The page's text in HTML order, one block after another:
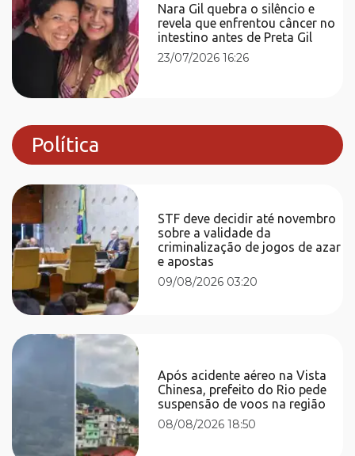
Nara Gil quebra o silêncio e
revela que enfrentou câncer no
intestino antes de Preta Gil
23/07/2026 16:26
Política
STF deve decidir até novembro
sobre a validade da
criminalização de jogos de azar
e apostas
09/08/2026 03:20
Após acidente aéreo na Vista
Chinesa, prefeito do Rio pede
suspensão de voos na região
08/08/2026 18:50